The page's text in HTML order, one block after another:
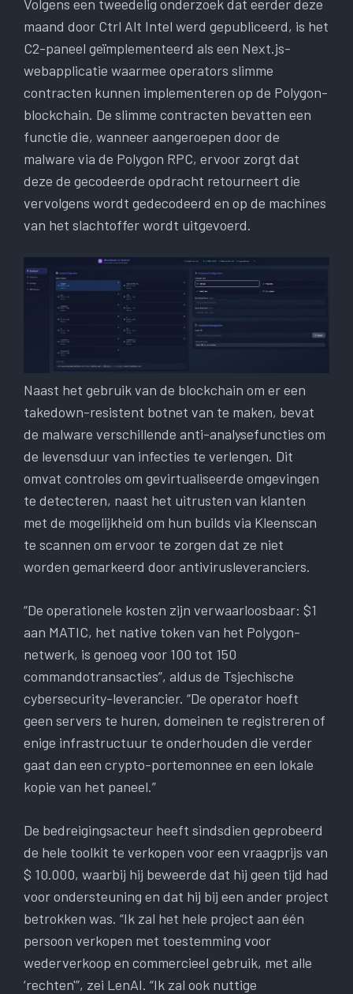
Volgens een tweedelig onderzoek dat eerder deze
maand door Ctrl Alt Intel werd gepubliceerd, is het
C2-paneel geïmplementeerd als een Next.js-
webapplicatie waarmee operators slimme
contracten kunnen implementeren op de Polygon-
blockchain. De slimme contracten bevatten een
functie die, wanneer aangeroepen door de
malware via de Polygon RPC, ervoor zorgt dat
deze de gecodeerde opdracht retourneert die
vervolgens wordt gedecodeerd en op de machines
van het slachtoffer wordt uitgevoerd.
Naast het gebruik van de blockchain om er een
takedown-resistent botnet van te maken, bevat
de malware verschillende anti-analysefuncties om
de levensduur van infecties te verlengen. Dit
omvat controles om gevirtualiseerde omgevingen
te detecteren, naast het uitrusten van klanten
met de mogelijkheid om hun builds via Kleenscan
te scannen om ervoor te zorgen dat ze niet
worden gemarkeerd door antivirusleveranciers.
“De operationele kosten zijn verwaarloosbaar: $1
aan MATIC, het native token van het Polygon-
netwerk, is genoeg voor 100 tot 150
commandotransacties”, aldus de Tsjechische
cybersecurity-leverancier. “De operator hoeft
geen servers te huren, domeinen te registreren of
enige infrastructuur te onderhouden die verder
gaat dan een crypto-portemonnee en een lokale
kopie van het paneel.”
De bedreigingsacteur heeft sindsdien geprobeerd
de hele toolkit te verkopen voor een vraagprijs van
$ 10.000, waarbij hij beweerde dat hij geen tijd had
voor ondersteuning en dat hij bij een ander project
betrokken was. “Ik zal het hele project aan één
persoon verkopen met toestemming voor
wederverkoop en commercieel gebruik, met alle
‘rechten'”, zei LenAI. “Ik zal ook nuttige